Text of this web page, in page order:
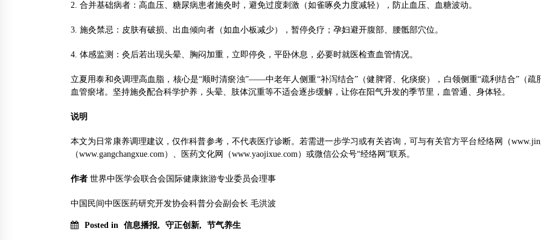
2. 合并基础病者：高血压、糖尿病患者施灸时，避免过度刺激（如雀啄灸力度减轻），防止血压、血糖波动。
3. 施灸禁忌：皮肤有破损、出血倾向者（如血小板减少），暂停灸疗；孕妇避开腹部、腰骶部穴位。
4. 体感监测：灸后若出现头晕、胸闷加重，立即停灸，平卧休息，必要时就医检查血管情况。
立夏用泰和灸调理高血脂，核心是“顺时清瘀浊”——中老年人侧重“补泻结合”（健脾肾、化痰瘀），白领侧重“疏利结合”（
血管瘀堵。坚持施灸配合科学护养，头晕、肢体沉重等不适会逐步缓解，让你在阳气升发的季节里，血管通、身体轻。
说明
本文为日常康养调理建议，仅作科普参考，不代表医疗诊断。若需进一步学习或有关咨询，可与有关官方平台经络网（
（www.gangchangxue.com）、医药文化网（www.yaojixue.com）或微信公众号“经络网”联系。
作者 世界中医学会联合会国际健康旅游专业委员会理事
中国民间中医医药研究开发协会科普分会副会长 毛洪波
Posted in 信息播报, 守正创新, 节气养生